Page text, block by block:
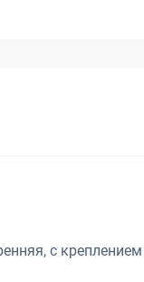
с креплением